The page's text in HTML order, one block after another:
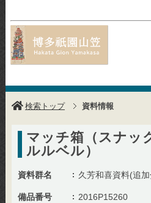
検索トップ 資料情報
マッチ箱（スナッ
ルルベル）
資料群名 久芳和喜資料(追
備品番号 2016P15260